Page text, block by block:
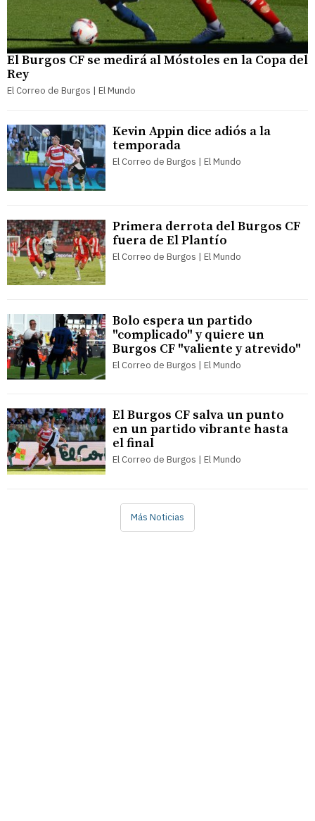
El Burgos CF se medirá al Móstoles en la Copa del
Rey
El Correo de Burgos | El Mundo
Kevin Appin dice adiós a la
temporada
El Correo de Burgos | El Mundo
Primera derrota del Burgos CF
fuera de El Plantío
El Correo de Burgos | El Mundo
Bolo espera un partido
"complicado" y quiere un
Burgos CF "valiente y atrevido"
El Correo de Burgos | El Mundo
El Burgos CF salva un punto
en un partido vibrante hasta
el final
El Correo de Burgos | El Mundo
Más Noticias